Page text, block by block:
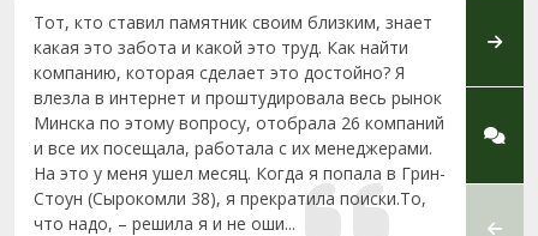
Тот, кто ставил памятник своим близким, знает
какая это забота и какой это труд. Как найти
компанию, которая сделает это достойно? Я
влезла в интернет и проштудировала весь рынок
Минска по этому вопросу, отобрала 26 компаний
и все их посещала, работала с их менеджерами.
На это у меня ушел месяц. Когда я попала в Грин-
Стоун (Сырокомли 38), я прекратила поиски.То,
что надо, – решила я и не оши...